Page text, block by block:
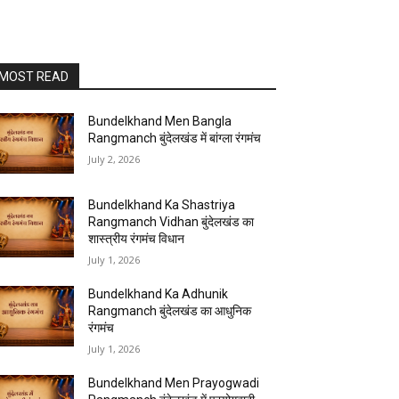
READ
Bundelkhand Men Bangla
Rangmanch बुंदेलखंड में बांग्ला रंगमंच
July 2, 2026
Bundelkhand Ka Shastriya
Rangmanch Vidhan बुंदेलखंड का
शास्त्रीय रंगमंच विधान
July 1, 2026
Bundelkhand Ka Adhunik
Rangmanch बुंदेलखंड का आधुनिक
रंगमंच
July 1, 2026
Bundelkhand Men Prayogwadi